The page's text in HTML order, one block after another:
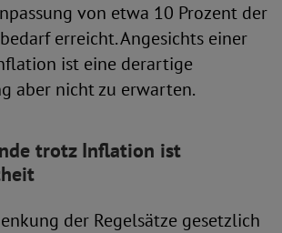
von etwa 10 Prozent der
erreicht. Angesichts einer
ist eine derartige
aber nicht zu erwarten.
trotz Inflation ist
der Regelsätze gesetzlich